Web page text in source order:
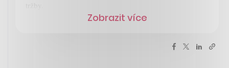
Zobrazit více